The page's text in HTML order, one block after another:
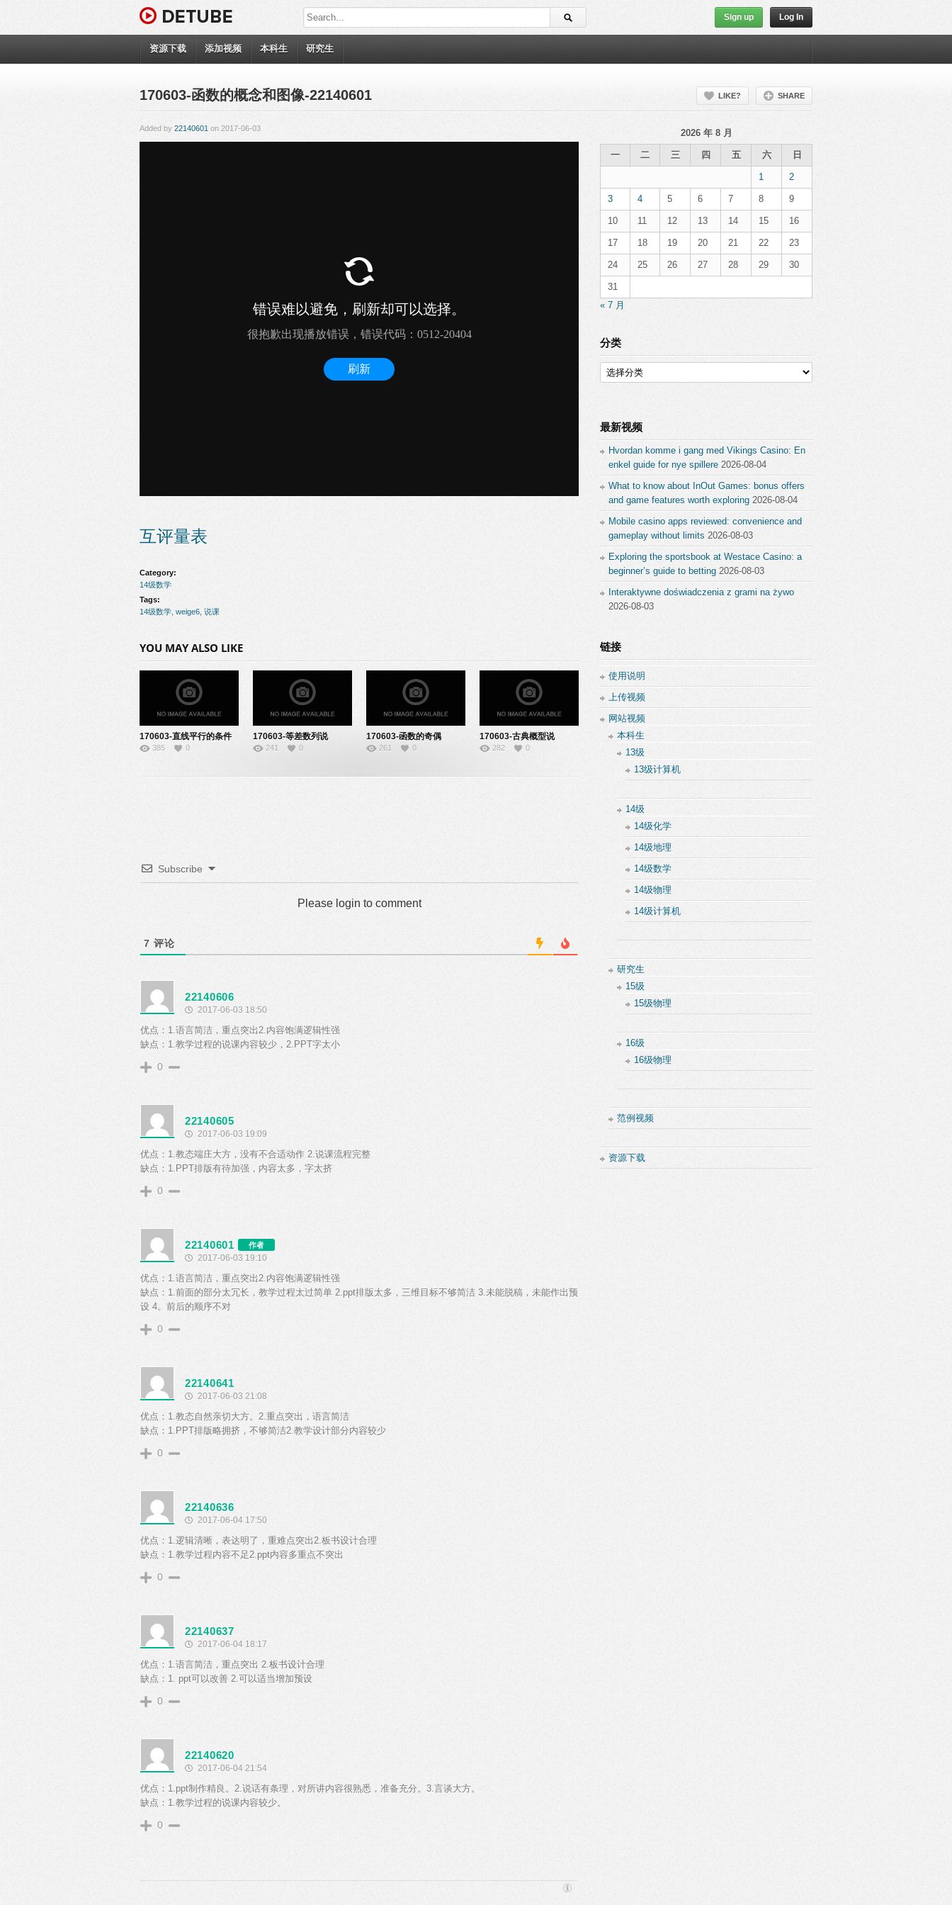
Sign up Log In
资源下载 添加视频 本科生 研究生
170603-函数的概念和图像-22140601 LIKE? SHARE
Added by 22140601 on 2017-06-03
互评量表
Category:
14级数学
Tags:
14级数学 weige6 说课
YOU MAY ALSO LIKE
170603-直线平行的条件
说课-22140641
385 0
170603-等差数列说
课-22140604
241 0
170603-函数的奇偶
性-22140605
261 0
170603-古典概型说
课-22140606
282 0
Subscribe
Please login to comment
7 评论
22140606
2017-06-03 18:50
优点：1.语言简洁，重点突出2.内容饱满逻辑性强
缺点：1.教学过程的说课内容较少，2.PPT字太小
0
22140605
2017-06-03 19:09
优点：1.教态端庄大方，没有不合适动作 2.说课流程完整
缺点：1.PPT排版有待加强，内容太多，字太挤
0
22140601 作者
2017-06-03 19:10
优点：1.语言简洁，重点突出2.内容饱满逻辑性强
缺点：1.前面的部分太冗长，教学过程太过简单 2.ppt排版太多，三维目标不够简洁 3.未能脱稿，未能作出预
设 4。前后的顺序不对
0
22140641
2017-06-03 21:08
优点：1.教态自然亲切大方。2.重点突出，语言简洁
缺点：1.PPT排版略拥挤，不够简洁2.教学设计部分内容较少
0
22140636
2017-06-04 17:50
优点：1.逻辑清晰，表达明了，重难点突出2.板书设计合理
缺点：1.教学过程内容不足2.ppt内容多重点不突出
0
22140637
2017-06-04 18:17
优点：1.语言简洁，重点突出 2.板书设计合理
缺点：1. ppt可以改善 2.可以适当增加预设
0
22140620
2017-06-04 21:54
优点：1.ppt制作精良。2.说话有条理，对所讲内容很熟悉，准备充分。3.言谈大方。
缺点：1.教学过程的说课内容较少。
0
2026 年 8 月
一 二 三 四 五 六 日
1 2
3 4 5 6 7 8 9
10 11 12 13 14 15 16
17 18 19 20 21 22 23
24 25 26 27 28 29 30
31
« 7 月
分类
分
类
最新视频
Hvordan komme i gang med Vikings Casino: En
enkel guide for nye spillere 2026-08-04
What to know about InOut Games: bonus offers
and game features worth exploring 2026-08-04
Mobile casino apps reviewed: convenience and
gameplay without limits 2026-08-03
Exploring the sportsbook at Westace Casino: a
beginner’s guide to betting 2026-08-03
Interaktywne doświadczenia z grami na żywo
2026-08-03
链接
使用说明
上传视频
网站视频
本科生
13级
13级计算机
14级
14级化学
14级地理
14级数学
14级物理
14级计算机
研究生
15级
15级物理
16级
16级物理
范例视频
资源下载